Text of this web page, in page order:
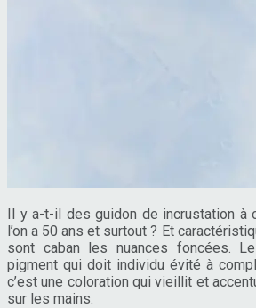
Il y a-t-il des guidon de incrustation à
l’on a 50 ans et surtout ? Et
sont caban les nuances foncées.
pigment qui doit individu évité à
c’est une coloration qui vieillit et
sur les mains.